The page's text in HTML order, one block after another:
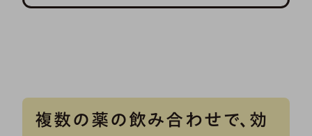
複数の薬の飲み合わせで、効